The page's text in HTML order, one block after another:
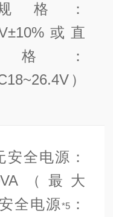
格：
或直
：
）
安全电源：
（最大
全电源*5：